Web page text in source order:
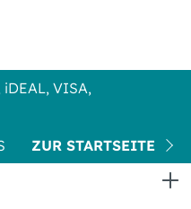
VISA,
ZUR STARTSEITE